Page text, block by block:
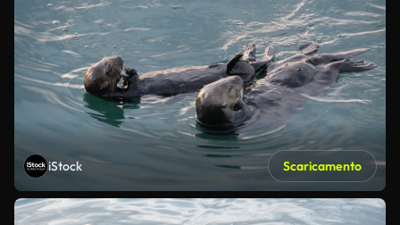
iStock Scaricamento